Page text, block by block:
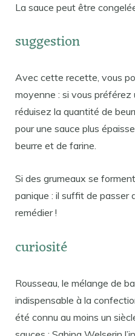
La sauce peut être
suggestion
Avec cette recette, vous
moyenne : si vous préférez
réduisez la quantité de
pour une sauce plus
beurre et de farine.
Si des grumeaux se
panique : il suffit de passer
remédier !
curiosité
Rousseau, le mélange de
indispensable à la
été connu au moins un